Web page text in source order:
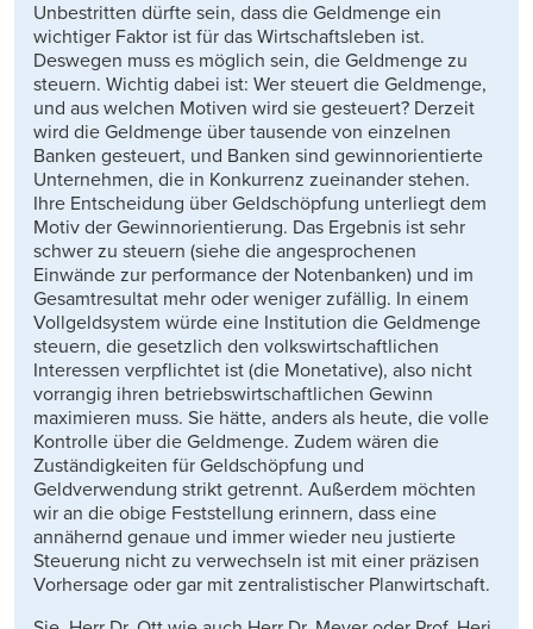
Unbestritten dürfte sein, dass die Geldmenge ein
wichtiger Faktor ist für das Wirtschaftsleben ist.
Deswegen muss es möglich sein, die Geldmenge zu
steuern. Wichtig dabei ist: Wer steuert die Geldmenge,
und aus welchen Motiven wird sie gesteuert? Derzeit
wird die Geldmenge über tausende von einzelnen
Banken gesteuert, und Banken sind gewinnorientierte
Unternehmen, die in Konkurrenz zueinander stehen.
Ihre Entscheidung über Geldschöpfung unterliegt dem
Motiv der Gewinnorientierung. Das Ergebnis ist sehr
schwer zu steuern (siehe die angesprochenen
Einwände zur performance der Notenbanken) und im
Gesamtresultat mehr oder weniger zufällig. In einem
Vollgeldsystem würde eine Institution die Geldmenge
steuern, die gesetzlich den volkswirtschaftlichen
Interessen verpflichtet ist (die Monetative), also nicht
vorrangig ihren betriebswirtschaftlichen Gewinn
maximieren muss. Sie hätte, anders als heute, die volle
Kontrolle über die Geldmenge. Zudem wären die
Zuständigkeiten für Geldschöpfung und
Geldverwendung strikt getrennt. Außerdem möchten
wir an die obige Feststellung erinnern, dass eine
annähernd genaue und immer wieder neu justierte
Steuerung nicht zu verwechseln ist mit einer präzisen
Vorhersage oder gar mit zentralistischer Planwirtschaft.